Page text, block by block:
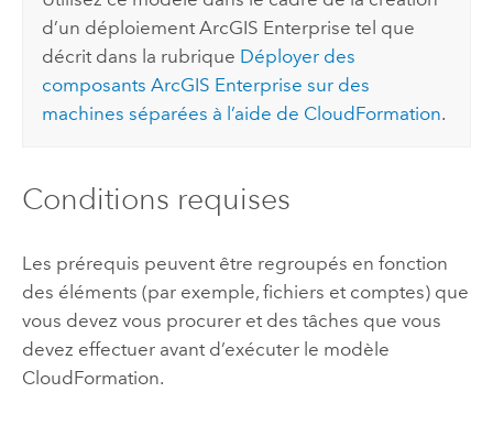
d’un déploiementArcGIS Enterprise tel que
décrit dans la rubrique Déployer des
composantsArcGIS Enterprise sur des
machines séparées à l’aide de CloudFormation.
Conditions requises
Les prérequis peuvent être regroupés en fonction
des éléments (par exemple, fichiers et comptes) que
vous devez vous procurer et des tâches que vous
devez effectuer avant d’exécuter le modèle
CloudFormation.